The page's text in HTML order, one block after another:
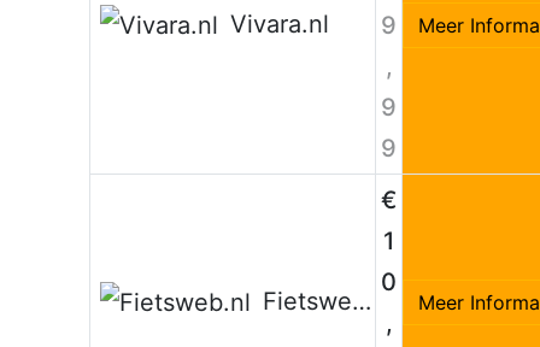
Vivara.nl
9
,
9
9
Meer
Fietsweb.nl
€
1
0
,
Meer